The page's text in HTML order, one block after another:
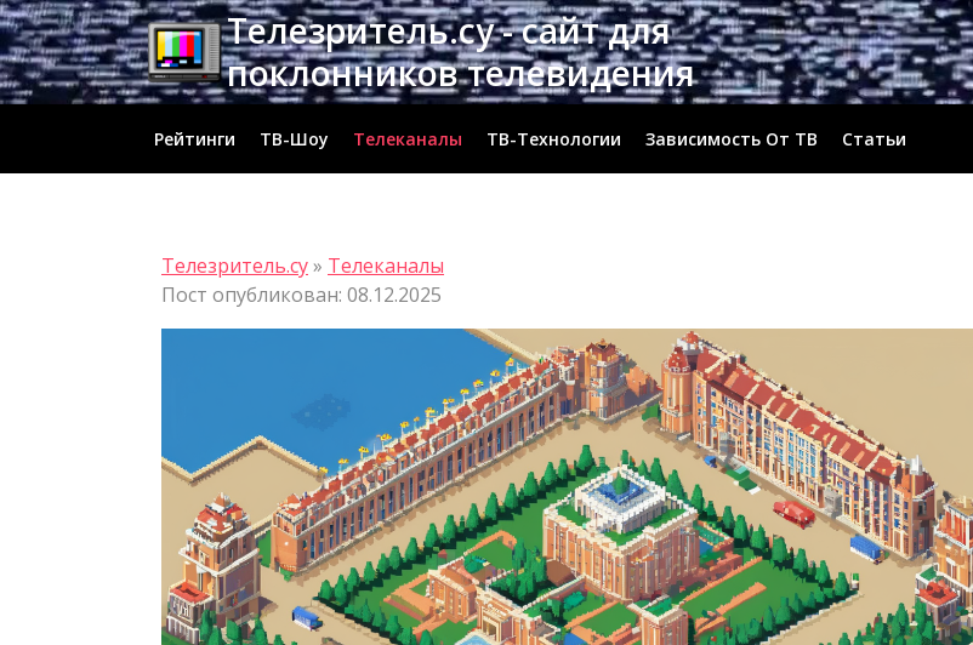
Перейти
к
содержимому
Телезритель.су - сайт для
поклонников телевидения
Рейтинги ТВ-Шоу Телеканалы ТВ-Технологии Зависимость От ТВ Статьи
Телезритель.су» Телеканалы
Пост опубликован: 08.12.2025